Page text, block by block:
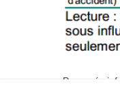
Para más